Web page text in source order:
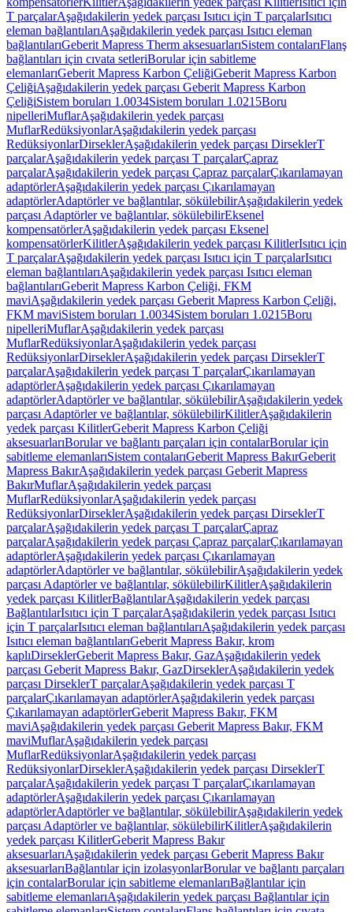
T parçalarAşağıdakilerin yedek parçası Isıtıcı için T parçalarIsıtıcı
eleman bağlantılarıAşağıdakilerin yedek parçası Isıtıcı eleman
bağlantılarıGeberit Mapress Therm aksesuarlarıSistem contalarıFlanş
bağlantıları için cıvata setleriBorular için sabitleme
elemanlarıGeberit Mapress Karbon ÇeliğiGeberit Mapress Karbon
ÇeliğiAşağıdakilerin yedek parçası Geberit Mapress Karbon
ÇeliğiSistem boruları 1.0034Sistem boruları 1.0215Boru
nipelleriMuflarAşağıdakilerin yedek parçası
MuflarRedüksiyonlarAşağıdakilerin yedek parçası
RedüksiyonlarDirseklerAşağıdakilerin yedek parçası DirseklerT
parçalarAşağıdakilerin yedek parçası T parçalarÇapraz
parçalarAşağıdakilerin yedek parçası Çapraz parçalarÇıkarılamayan
adaptörlerAşağıdakilerin yedek parçası Çıkarılamayan
adaptörlerAdaptörler ve bağlantılar, sökülebilirAşağıdakilerin yedek
parçası Adaptörler ve bağlantılar, sökülebilirEksenel
kompensatörlerAşağıdakilerin yedek parçası Eksenel
kompensatörlerKilitlerAşağıdakilerin yedek parçası KilitlerIsıtıcı için
T parçalarAşağıdakilerin yedek parçası Isıtıcı için T parçalarIsıtıcı
eleman bağlantılarıAşağıdakilerin yedek parçası Isıtıcı eleman
bağlantılarıGeberit Mapress Karbon Çeliği, FKM
maviAşağıdakilerin yedek parçası Geberit Mapress Karbon Çeliği,
FKM maviSistem boruları 1.0034Sistem boruları 1.0215Boru
nipelleriMuflarAşağıdakilerin yedek parçası
MuflarRedüksiyonlarAşağıdakilerin yedek parçası
RedüksiyonlarDirseklerAşağıdakilerin yedek parçası DirseklerT
parçalarAşağıdakilerin yedek parçası T parçalarÇıkarılamayan
adaptörlerAşağıdakilerin yedek parçası Çıkarılamayan
adaptörlerAdaptörler ve bağlantılar, sökülebilirAşağıdakilerin yedek
parçası Adaptörler ve bağlantılar, sökülebilirKilitlerAşağıdakilerin
yedek parçası KilitlerGeberit Mapress Karbon Çeliği
aksesuarlarıBorular ve bağlantı parçaları için contalarBorular için
sabitleme elemanlarıSistem contalarıGeberit Mapress BakırGeberit
Mapress BakırAşağıdakilerin yedek parçası Geberit Mapress
BakırMuflarAşağıdakilerin yedek parçası
MuflarRedüksiyonlarAşağıdakilerin yedek parçası
RedüksiyonlarDirseklerAşağıdakilerin yedek parçası DirseklerT
parçalarAşağıdakilerin yedek parçası T parçalarÇapraz
parçalarAşağıdakilerin yedek parçası Çapraz parçalarÇıkarılamayan
adaptörlerAşağıdakilerin yedek parçası Çıkarılamayan
adaptörlerAdaptörler ve bağlantılar, sökülebilirAşağıdakilerin yedek
parçası Adaptörler ve bağlantılar, sökülebilirKilitlerAşağıdakilerin
yedek parçası KilitlerBağlantılarAşağıdakilerin yedek parçası
BağlantılarIsıtıcı için T parçalarAşağıdakilerin yedek parçası Isıtıcı
için T parçalarIsıtıcı eleman bağlantılarıAşağıdakilerin yedek parçası
Isıtıcı eleman bağlantılarıGeberit Mapress Bakır, krom
kaplıDirseklerGeberit Mapress Bakır, GazAşağıdakilerin yedek
parçası Geberit Mapress Bakır, GazDirseklerAşağıdakilerin yedek
parçası DirseklerT parçalarAşağıdakilerin yedek parçası T
parçalarÇıkarılamayan adaptörlerAşağıdakilerin yedek parçası
Çıkarılamayan adaptörlerGeberit Mapress Bakır, FKM
maviAşağıdakilerin yedek parçası Geberit Mapress Bakır, FKM
maviMuflarAşağıdakilerin yedek parçası
MuflarRedüksiyonlarAşağıdakilerin yedek parçası
RedüksiyonlarDirseklerAşağıdakilerin yedek parçası DirseklerT
parçalarAşağıdakilerin yedek parçası T parçalarÇıkarılamayan
adaptörlerAşağıdakilerin yedek parçası Çıkarılamayan
adaptörlerAdaptörler ve bağlantılar, sökülebilirAşağıdakilerin yedek
parçası Adaptörler ve bağlantılar, sökülebilirKilitlerAşağıdakilerin
yedek parçası KilitlerGeberit Mapress Bakır
aksesuarlarıAşağıdakilerin yedek parçası Geberit Mapress Bakır
aksesuarlarıBağlantılar için izolasyonlarBorular ve bağlantı parçaları
için contalarBorular için sabitleme elemanlarıBağlantılar için
sabitleme elemanlarıAşağıdakilerin yedek parçası Bağlantılar için